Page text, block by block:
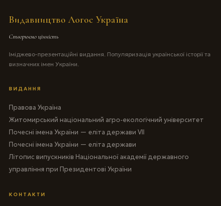
Видавництво Логос Україна
Створюємо цінність
Іміджево-презентаційні видання. Популяризація української історії та
визначних імен України.
ВИДАННЯ
Правова Україна
Житомирський національний агро-екологічний університет
Почесні імена України — еліта держави VII
Почесні імена України — еліта держави
Літопис випускників Національної академії державного
управління при Президентові України
КОНТАКТИ